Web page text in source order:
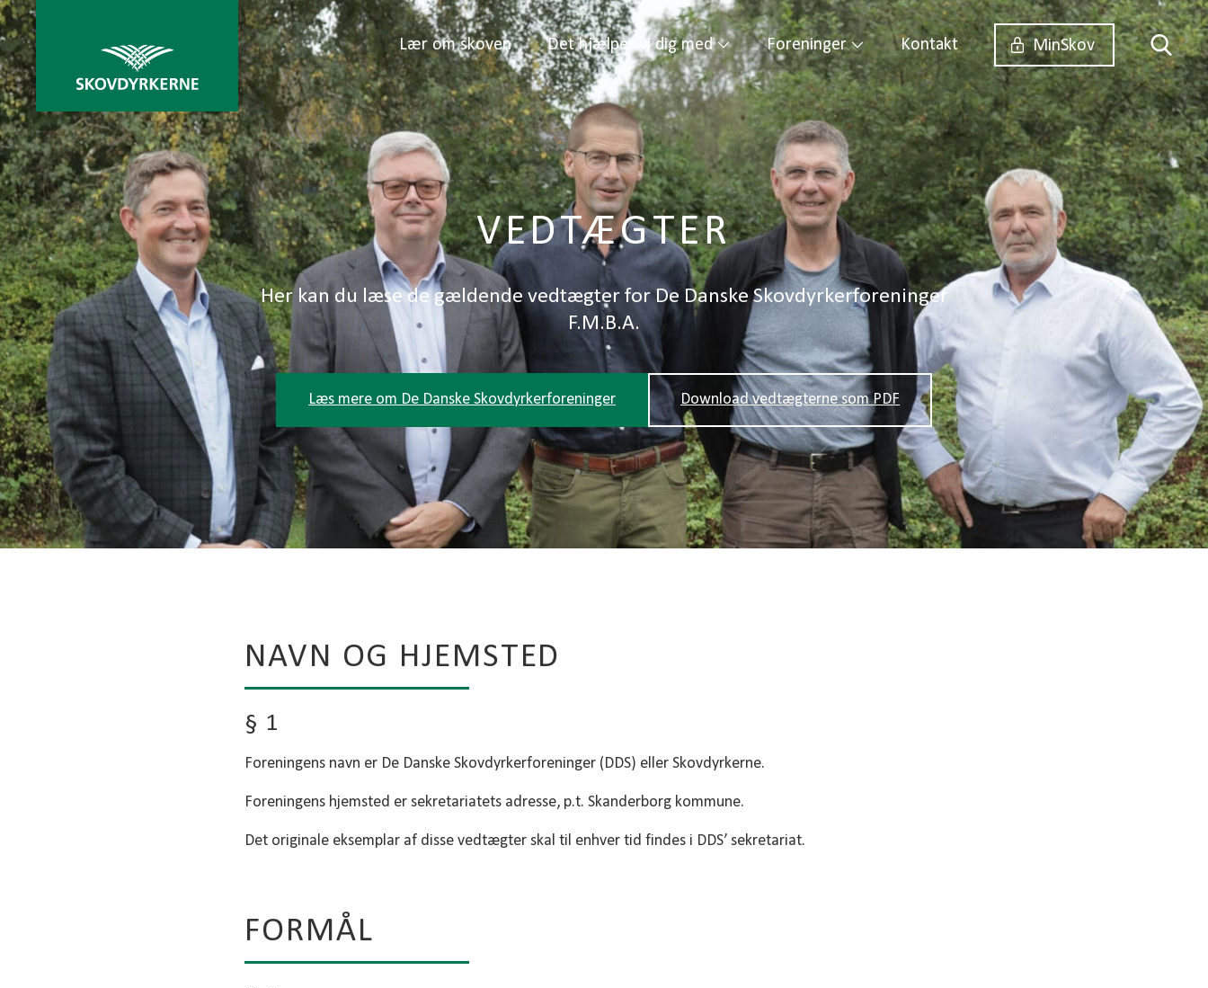
Lær om skoven Det hjælper vi dig med Foreninger Kontakt MinSkov
VEDTÆGTER
Her kan du læse de gældende vedtægter for De Danske Skovdyrkerforeninger
F.M.B.A.
Læs mere om De Danske Skovdyrkerforeninger Download vedtægterne som PDF
NAVN OG HJEMSTED
§ 1
Foreningens navn er De Danske Skovdyrkerforeninger (DDS) eller Skovdyrkerne.
Foreningens hjemsted er sekretariatets adresse, p.t. Skanderborg kommune.
Det originale eksemplar af disse vedtægter skal til enhver tid findes i DDS’ sekretariat.
FORMÅL